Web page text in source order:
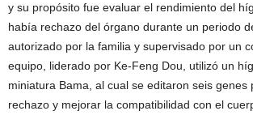
y su propósito fue evaluar el rendimiento del
había rechazo del órgano durante un periodo
autorizado por la familia y supervisado por un
equipo, liderado por Ke-Feng Dou, utilizó un
miniatura Bama, al cual se editaron seis genes
rechazo y mejorar la compatibilidad con el